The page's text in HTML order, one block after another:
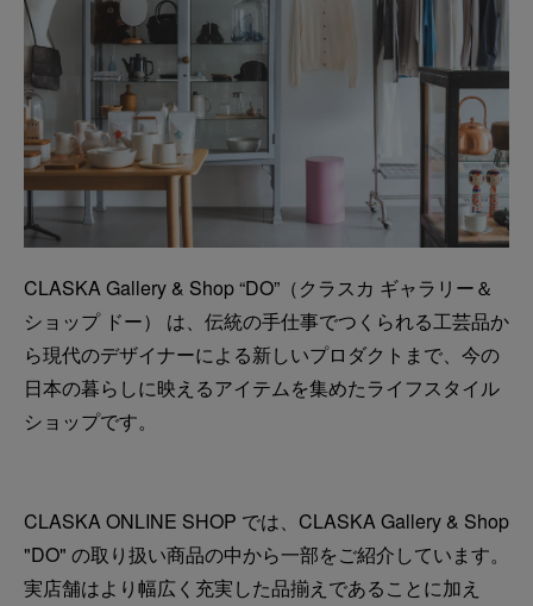
CLASKA Gallery & Shop “DO”（クラスカ ギャラリー＆
ショップ ドー） は、伝統の手仕事でつくられる工芸品か
ら現代のデザイナーによる新しいプロダクトまで、今の
日本の暮らしに映えるアイテムを集めたライフスタイル
ショップです。
CLASKA ONLINE SHOP では、CLASKA Gallery & Shop
"DO" の取り扱い商品の中から一部をご紹介しています。
実店舗はより幅広く充実した品揃えであることに加え